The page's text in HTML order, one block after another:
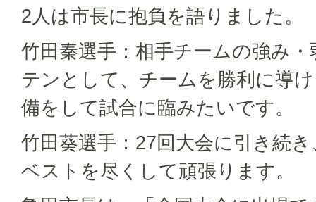
2人は市長に抱負を語りました。
竹田秦選手：相手チームの強み
テンとして、チームを勝利に導
備をして試合に臨みたいです。
竹田葵選手：27回大会に引き続
ベストを尽くして頑張ります。